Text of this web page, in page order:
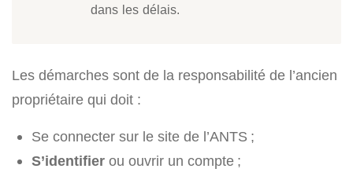
dans les délais.
Les démarches sont de la responsabilité de l’ancien
propriétaire qui doit :
Se connecter sur le site de l’ANTS ;
S’identifier ou ouvrir un compte ;